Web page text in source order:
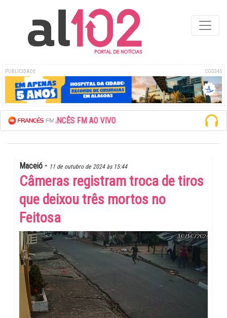
PUBLICIDADE COD345
FRANCÊS FM AO VIVO
Maceió - 11 de outubro de 2024 às 15:44
Câmeras registram troca de tiros
que deixou três mortos no
Feitosa